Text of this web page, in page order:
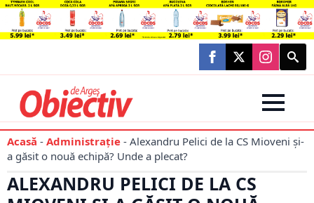
Search
for:
Acasă - Administraţie - Alexandru Pelici de la CS Mioveni și-
a găsit o nouă echipă? Unde a plecat?
ALEXANDRU PELICI DE LA CS